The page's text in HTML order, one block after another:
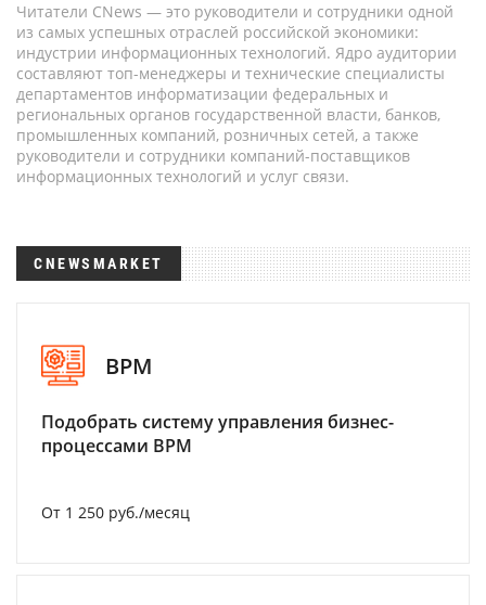
Читатели CNews — это руководители и сотрудники одной
из самых успешных отраслей российской экономики:
индустрии информационных технологий. Ядро аудитории
составляют топ-менеджеры и технические специалисты
департаментов информатизации федеральных и
региональных органов государственной власти, банков,
промышленных компаний, розничных сетей, а также
руководители и сотрудники компаний-поставщиков
информационных технологий и услуг связи.
CNEWSMARKET
BPM
Подобрать систему управления бизнес-
процессами BPM
От 1 250 руб./месяц